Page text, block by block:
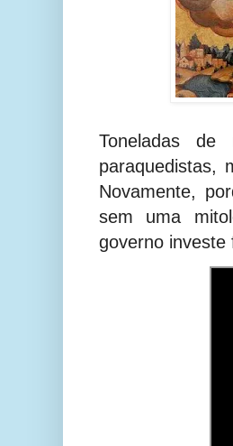
Toneladas de
paraquedistas,
Novamente,
sem uma
governo investe